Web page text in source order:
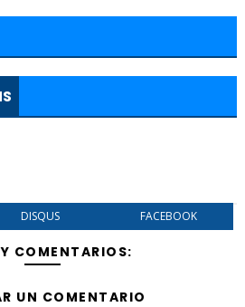
DISQUS FACEBOOK
COMENTARIOS:
UN COMENTARIO